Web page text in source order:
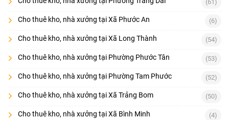
(61)
Cho thuê kho, nhà xưởng tại Xã Phước An (6)
Cho thuê kho, nhà xưởng tại Xã Long Thành (54)
Cho thuê kho, nhà xưởng tại Phường Phước Tân (53)
Cho thuê kho, nhà xưởng tại Phường Tam Phước (52)
Cho thuê kho, nhà xưởng tại Xã Trảng Bom (50)
Cho thuê kho, nhà xưởng tại Xã Bình Minh (4)